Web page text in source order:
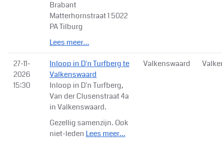
Brabant
Matterhornstraat 1 5022
PA Tilburg
Lees meer...
27-11-
2026
15:30
Inloop in D'n Turfberg te
Valkenswaard
Inloop in D'n Turfberg,
Van der Clusenstraat 4a
in Valkenswaard.
Gezellig samenzijn. Ook
niet-leden Lees meer...
Valkenswaard